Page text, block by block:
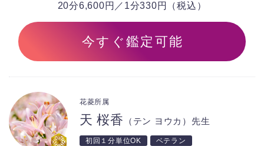
20分6,600円／1分330円（税込）
今すぐ鑑定可能
天 桜香 （テン ヨウカ）先生
花菱所属
初回１分単位OK ベテラン